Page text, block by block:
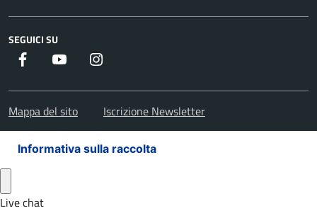
SEGUICI SU
Facebook Youtube
Mappa del sito Iscrizione Newsletter
Informativa sulla raccolta